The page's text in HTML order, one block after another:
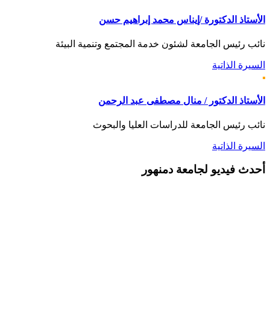
الأستاذ الدكتورة /إيناس محمد إبراهيم حسن
نائب رئيس الجامعة لشئون خدمة المجتمع وتنمية البيئة
السيرة الذاتية
الأستاذ الدكتور / منال مصطفى عبد الرحمن
نائب رئيس الجامعة للدراسات العليا والبحوث
السيرة الذاتية
أحدث فيديو لجامعة دمنهور